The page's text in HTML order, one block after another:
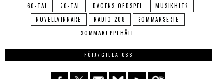
60-TAL 70-TAL DAGENS ORDSPEL
MUSIKHITS
NOVELLVINNARE
RADIO 208
SOMMARSERIE
SOMMARUPPEHÅLL
FÖLJ/GILLA OSS